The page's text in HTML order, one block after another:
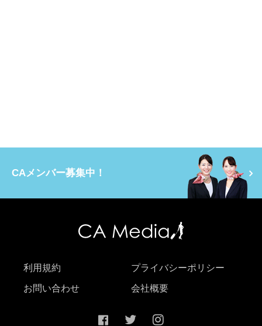
CAメンバー募集中！
利用規約 プライバシーポリシー
お問い合わせ 会社概要